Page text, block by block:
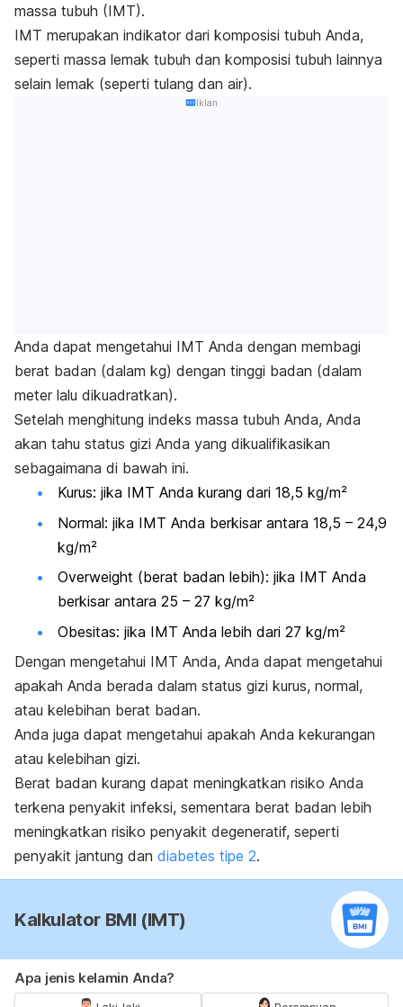
massa tubuh (IMT).
IMT merupakan indikator dari komposisi tubuh Anda,
seperti massa lemak tubuh dan komposisi tubuh lainnya
selain lemak (seperti tulang dan air).
Iklan
Anda dapat mengetahui IMT Anda dengan membagi
berat badan (dalam kg) dengan tinggi badan (dalam
meter lalu dikuadratkan).
Setelah menghitung indeks massa tubuh Anda, Anda
akan tahu status gizi Anda yang dikualifikasikan
sebagaimana di bawah ini.
Kurus: jika IMT Anda kurang dari 18,5 kg/m²
Normal: jika IMT Anda berkisar antara 18,5 – 24,9
kg/m²
Overweight (berat badan lebih): jika IMT Anda
berkisar antara 25 – 27 kg/m²
Obesitas: jika IMT Anda lebih dari 27 kg/m²
Dengan mengetahui IMT Anda, Anda dapat mengetahui
apakah Anda berada dalam status gizi kurus, normal,
atau kelebihan berat badan.
Anda juga dapat mengetahui apakah Anda kekurangan
atau kelebihan gizi.
Berat badan kurang dapat meningkatkan risiko Anda
terkena penyakit infeksi, sementara berat badan lebih
meningkatkan risiko penyakit degeneratif, seperti
penyakit jantung dan diabetes tipe 2.
Kalkulator BMI (IMT)
Apa jenis kelamin Anda?